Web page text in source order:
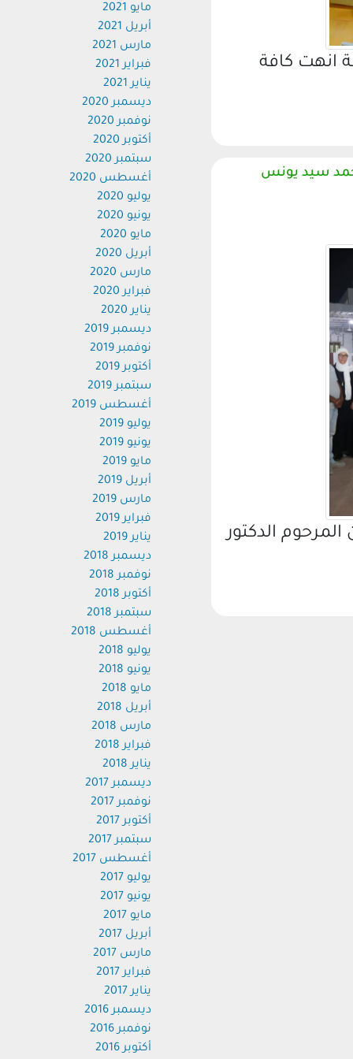
كافة
سيد يونس
الدكتور
مايو 2021
أبريل 2021
مارس 2021
فبراير 2021
يناير 2021
ديسمبر 2020
نوفمبر 2020
أكتوبر 2020
سبتمبر 2020
أغسطس 2020
يوليو 2020
يونيو 2020
مايو 2020
أبريل 2020
مارس 2020
فبراير 2020
يناير 2020
ديسمبر 2019
نوفمبر 2019
أكتوبر 2019
سبتمبر 2019
أغسطس 2019
يوليو 2019
يونيو 2019
مايو 2019
أبريل 2019
مارس 2019
فبراير 2019
يناير 2019
ديسمبر 2018
نوفمبر 2018
أكتوبر 2018
سبتمبر 2018
أغسطس 2018
يوليو 2018
يونيو 2018
مايو 2018
أبريل 2018
مارس 2018
فبراير 2018
يناير 2018
ديسمبر 2017
نوفمبر 2017
أكتوبر 2017
سبتمبر 2017
أغسطس 2017
يوليو 2017
يونيو 2017
مايو 2017
أبريل 2017
مارس 2017
فبراير 2017
يناير 2017
ديسمبر 2016
نوفمبر 2016
أكتوبر 2016